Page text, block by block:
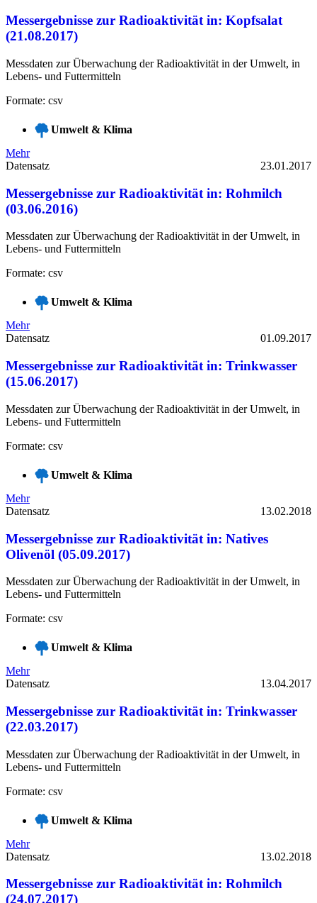
Messergebnisse zur Radioaktivität in: Kopfsalat
(21.08.2017)
Messdaten zur Überwachung der Radioaktivität in der Umwelt, in
Lebens- und Futtermitteln
Formate: csv
Umwelt & Klima
Mehr
Datensatz
23.01.2017
Messergebnisse zur Radioaktivität in: Rohmilch
(03.06.2016)
Messdaten zur Überwachung der Radioaktivität in der Umwelt, in
Lebens- und Futtermitteln
Formate: csv
Umwelt & Klima
Mehr
Datensatz
01.09.2017
Messergebnisse zur Radioaktivität in: Trinkwasser
(15.06.2017)
Messdaten zur Überwachung der Radioaktivität in der Umwelt, in
Lebens- und Futtermitteln
Formate: csv
Umwelt & Klima
Mehr
Datensatz
13.02.2018
Messergebnisse zur Radioaktivität in: Natives
Olivenöl (05.09.2017)
Messdaten zur Überwachung der Radioaktivität in der Umwelt, in
Lebens- und Futtermitteln
Formate: csv
Umwelt & Klima
Mehr
Datensatz
13.04.2017
Messergebnisse zur Radioaktivität in: Trinkwasser
(22.03.2017)
Messdaten zur Überwachung der Radioaktivität in der Umwelt, in
Lebens- und Futtermitteln
Formate: csv
Umwelt & Klima
Mehr
Datensatz
13.02.2018
Messergebnisse zur Radioaktivität in: Rohmilch
(24.07.2017)